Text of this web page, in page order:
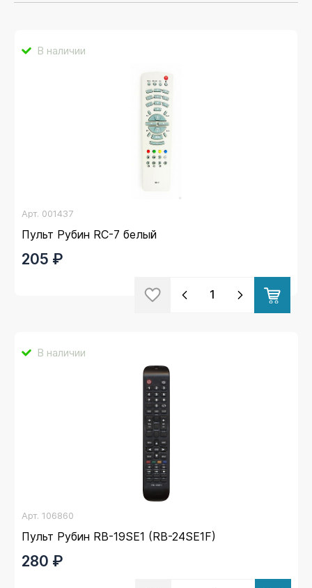
В наличии
Арт. 001437
Пульт Рубин RC-7 белый
205 ₽
В наличии
Арт. 106860
Пульт Рубин RB-19SE1 (RB-24SE1F)
280 ₽